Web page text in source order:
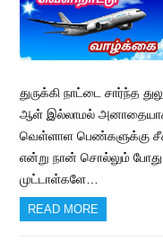
துருக்கி நாட்டை சார்ந்த
ஆள் இல்லாமல்
வெள்ளாள பெண்களுக்கு
என்று நான் சொல்லும்
முட்டாள்களே…
READ MORE